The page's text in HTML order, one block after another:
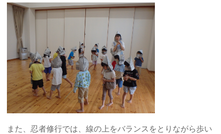
また、忍者修行では、線の上をバランスをとりながら歩い